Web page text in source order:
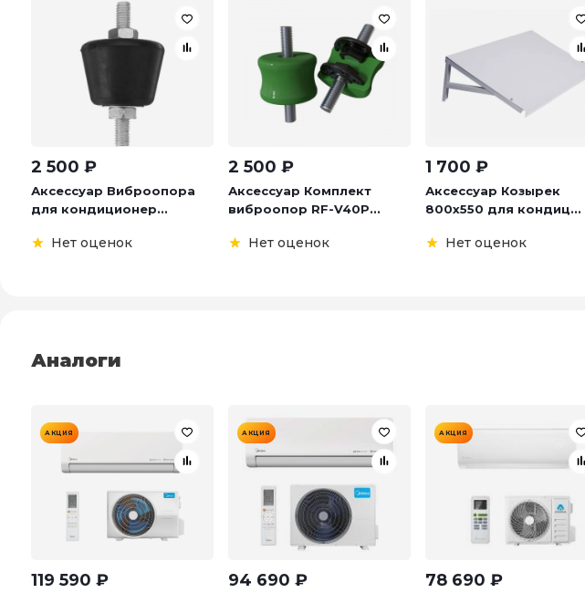
2 500 ₽
Аксессуар Виброопора
для кондиционер...
Нет оценок
2 500 ₽
Аксессуар Комплект
виброопор RF-V40P...
Нет оценок
1 700 ₽
Аксессуар Козырек
800х550 для кондиц...
Нет оценок
Аналоги
АКЦИЯ
119 590 ₽
АКЦИЯ
94 690 ₽
АКЦИЯ
78 690 ₽